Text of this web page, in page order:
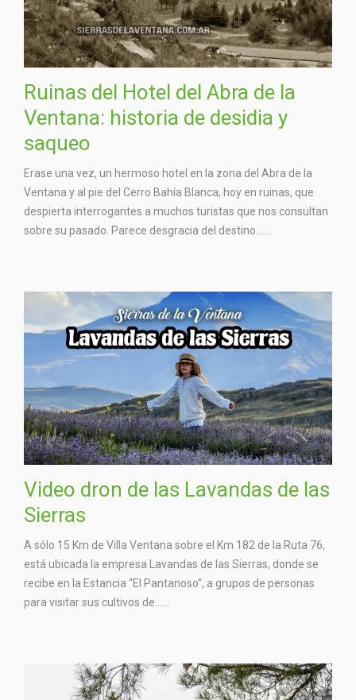
Ruinas del Hotel del Abra de la
Ventana: historia de desidia y
saqueo
Erase una vez, un hermoso hotel en la zona del Abra de la
Ventana y al pie del Cerro Bahía Blanca, hoy en ruinas, que
despierta interrogantes a muchos turistas que nos consultan
sobre su pasado. Parece desgracia del destino…...
Video dron de las Lavandas de las
Sierras
A sólo 15 Km de Villa Ventana sobre el Km 182 de la Ruta 76,
está ubicada la empresa Lavandas de las Sierras, donde se
recibe en la Estancia “El Pantanoso”, a grupos de personas
para visitar sus cultivos de…...